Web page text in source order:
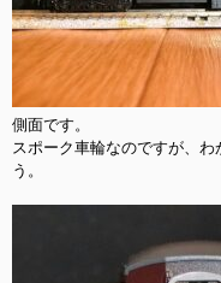
側面です。
スポーク車輪なのですが、
う。